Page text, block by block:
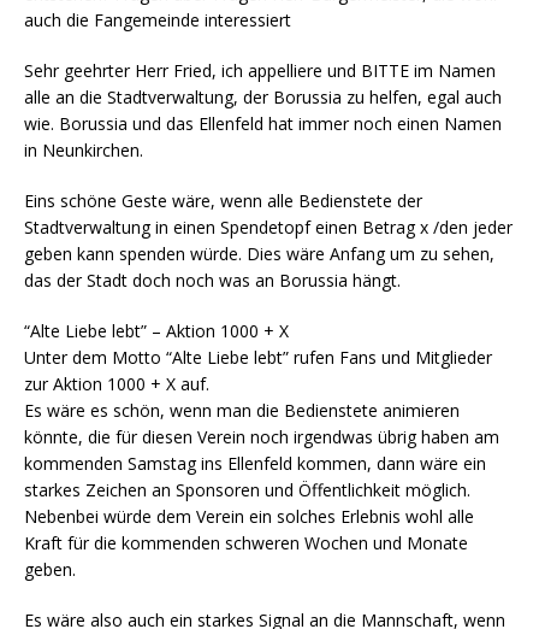
auch die Fangemeinde interessiert
Sehr geehrter Herr Fried, ich appelliere und BITTE im Namen
alle an die Stadtverwaltung, der Borussia zu helfen, egal auch
wie. Borussia und das Ellenfeld hat immer noch einen Namen
in Neunkirchen.
Eins schöne Geste wäre, wenn alle Bedienstete der
Stadtverwaltung in einen Spendetopf einen Betrag x /den jeder
geben kann spenden würde. Dies wäre Anfang um zu sehen,
das der Stadt doch noch was an Borussia hängt.
“Alte Liebe lebt” – Aktion 1000 + X
Unter dem Motto “Alte Liebe lebt” rufen Fans und Mitglieder
zur Aktion 1000 + X auf.
Es wäre es schön, wenn man die Bedienstete animieren
könnte, die für diesen Verein noch irgendwas übrig haben am
kommenden Samstag ins Ellenfeld kommen, dann wäre ein
starkes Zeichen an Sponsoren und Öffentlichkeit möglich.
Nebenbei würde dem Verein ein solches Erlebnis wohl alle
Kraft für die kommenden schweren Wochen und Monate
geben.
Es wäre also auch ein starkes Signal an die Mannschaft, wenn